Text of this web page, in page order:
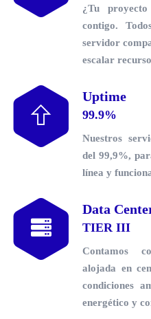
¿Tu
contigo.
servidor
escalar
Uptime
99.9%
Nuestros
del 99,9%,
línea y
Data
TIER III
Contamos
alojada en
condiciones
energético y